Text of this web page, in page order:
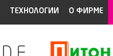
ТЕХНОЛОГИИ О ФИРМЕ